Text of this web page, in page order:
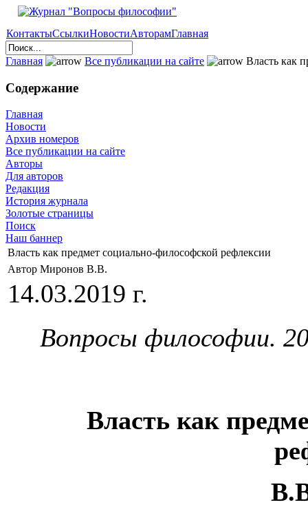
КонтактыСсылкиНовостиАвторамГлавная
Главная Все публикации на сайте Власть как
Содержание
Главная
Новости
Архив номеров
Все публикации на сайте
Авторы
Для авторов
Редакция
История журнала
Золотые страницы
Поиск
Наш баннер
Власть как предмет социально-философской рефлексии
Автор Миронов В.В.
14.03.2019 г.
Вопросы философии.
Власть как